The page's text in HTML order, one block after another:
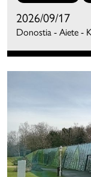
2026/09/17
Donostia - Aiete -